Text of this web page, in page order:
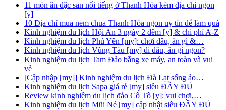
11 món ăn đặc sản nổi tiếng ở Thanh Hóa kèm địa chỉ ngon
[y]
10 Địa chỉ mua nem chua Thanh Hóa ngon uy tín để làm quà
Kinh nghiệm du lịch Hội An 3 ngày 2 đêm [y] & chi phí A-Z
Kinh nghiệm du lịch Phú Yên [my]: chơi đâu, ăn gì &…
Kinh nghiệm du lịch Vũng Tàu [my] đi đâu, ăn gì ngon?
Kinh nghiệm du lịch Tam Đảo bằng xe máy, an toàn và vui
vẻ
[Cập nhập [my]] Kinh nghiệm du lịch Đà Lạt sống ảo…
Kinh nghiệm du lịch Sapa giá rẻ [my] siêu ĐẦY ĐỦ
Review kinh nghiệm du lịch đảo Cô Tô [y]: vui chơi,…
Kinh nghiệm du lịch Mũi Né [my] cập nhật siêu ĐẦY ĐỦ